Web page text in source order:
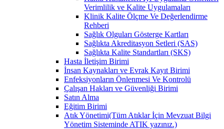
Verimlilik ve Kalite Uygulamaları
Klinik Kalite Ölçme Ve Değerlendirme
Rehberi
Sağlık Olguları Gösterge Kartları
Sağlıkta Akreditasyon Setleri (SAS)
Sağlıkta Kalite Standartları (SKS)
Hasta İletişim Birimi
İnsan Kaynakları ve Evrak Kayıt Birimi
Enfeksiyonların Önlenmesi Ve Kontrolü
Çalışan Hakları ve Güvenliği Birimi
Satın Alma
Eğitim Birimi
Atık Yönetimi(Tüm Atıklar İçin Mevzuat Bilgi
Yönetim Sisteminde ATIK yazınız.)